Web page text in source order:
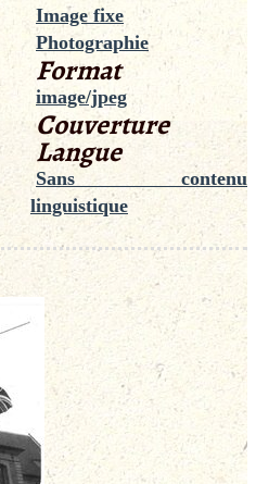
Image fixe
Photographie
Format
image/jpeg
Couverture
Langue
Sans contenu
linguistique